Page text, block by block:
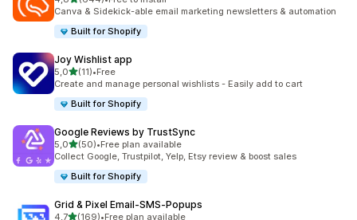
644 recensioni totali
Canva & Sidekick-able email marketing newsletters & automation
Built for Shopify
Joy Wishlist app
5,0stelle su 5
(11)
11 recensioni totali
•Free
Create and manage personal wishlists - Easily add to cart
Built for Shopify
Google Reviews by TrustSync
5,0stelle su 5
(50)
50 recensioni totali
•Free plan available
Collect Google, Trustpilot, Yelp, Etsy review & boost sales
Built for Shopify
Grid & Pixel Email‑SMS‑Popups
4,7stelle su 5
(169)•Free plan available